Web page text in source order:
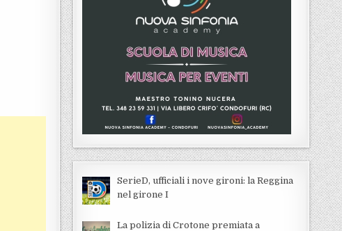
SerieD, ufficiali i nove gironi: la Reggina
nel girone I
La polizia di Crotone premiata a